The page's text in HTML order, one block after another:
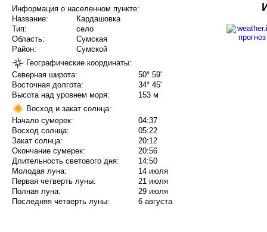
Информация о населенном пункте:
Название:
Кардашовка
Тип:
село
Область:
Сумская
Район:
Сумской
Географические координаты:
Северная широта:
50° 59'
Восточная долгота:
34° 45'
Высота над уровнем моря:
153 м
Восход и закат солнца:
Начало сумерек:
04:37
Восход солнца:
05:22
Закат солнца:
20:12
Окончание сумерек:
20:56
Длительность светового дня:
14:50
Молодая луна:
14 июля
Первая четверть луны:
21 июля
Полная луна:
29 июля
Последняя четверть луны:
6 августа